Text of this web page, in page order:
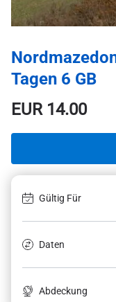
Tagen 6 GB
EUR14.00
Gültig Für
Daten
Abdeckung